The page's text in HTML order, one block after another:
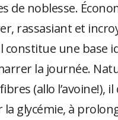
de noblesse.
rassasiant et
constitue une base
la journée.
(allo l’avoine!),
la glycémie, à